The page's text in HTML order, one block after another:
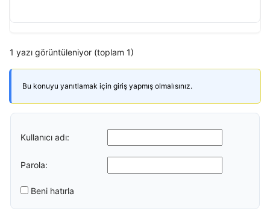
1 yazı görüntüleniyor (toplam 1)
Bu konuyu yanıtlamak için giriş yapmış olmalısınız.
Kullanıcı adı:
Parola:
Beni hatırla